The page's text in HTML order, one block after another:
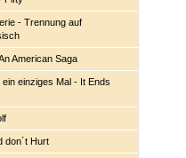
- Trennung auf
American Saga
einziges Mal - It Ends
don´t Hurt